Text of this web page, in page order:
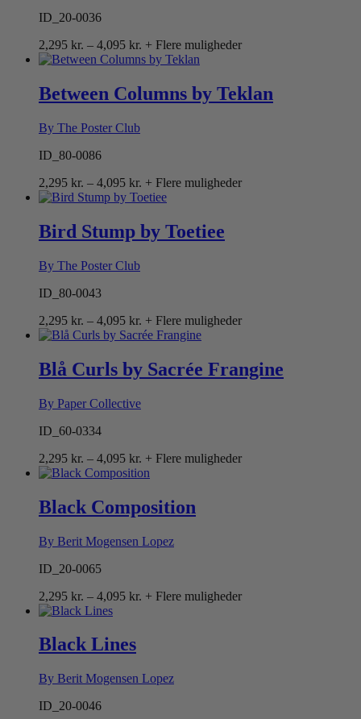
ID_20-0036
2,295 kr. – 4,095 kr. Prisinterval:
2,295 kr.
+ Flere muligheder
Between Columns by Teklan
By The Poster Club
ID_80-0086
2,295 kr. – 4,095 kr. Prisinterval:
2,295 kr.
4,095 kr.
+ Flere muligheder
Bird Stump by Toetiee
By The Poster Club
ID_80-0043
2,295 kr. – 4,095 kr. Prisinterval:
2,295 kr.
4,095 kr.
+ Flere muligheder
Blå Curls by Sacrée Frangine
By Paper Collective
ID_60-0334
2,295 kr. – 4,095 kr. Prisinterval:
2,295 kr.
4,095 kr.
+ Flere muligheder
Black Composition
By Berit Mogensen Lopez
ID_20-0065
2,295 kr. – 4,095 kr. Prisinterval:
+ Flere muligheder
Black Lines
By Berit Mogensen Lopez
ID_20-0046